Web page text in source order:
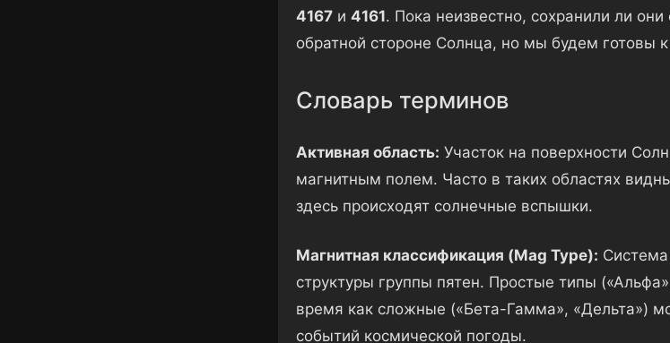
4167и 4161. Пока неизвестно, сохранили ли
обратной стороне Солнца, но мы будем готовы
Словарь терминов
Активная область: Участок на поверхности
магнитным полем. Часто в таких областях
здесь происходят солнечные вспышки.
Магнитная классификация (Mag Type):
структуры группы пятен. Простые типы
время как сложные («Бета-Гамма», «Дельта»)
событий космической погоды.